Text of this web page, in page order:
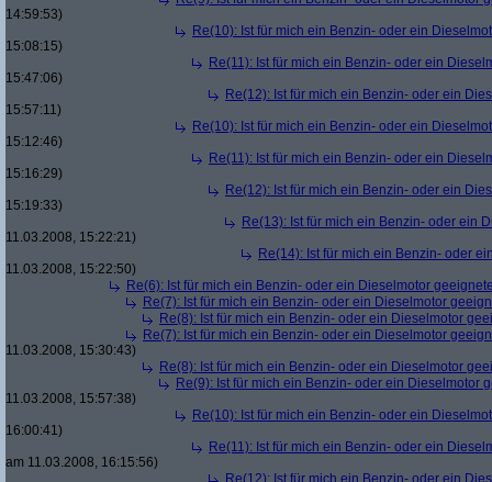
14:59:53)
Re(10): Ist für mich ein Benzin- oder ein
15:08:15)
Re(11): Ist für mich ein Benzin- oder ein
15:47:06)
Re(12): Ist für mich ein Benzin- oder ein
15:57:11)
Re(10): Ist für mich ein Benzin- oder ein
15:12:46)
Re(11): Ist für mich ein Benzin- oder ein
15:16:29)
Re(12): Ist für mich ein Benzin- oder ein
15:19:33)
Re(13): Ist für mich ein Benzin- oder ein
11.03.2008, 15:22:21)
Re(14): Ist für mich ein Benzin- oder
11.03.2008, 15:22:50)
Re(6): Ist für mich ein Benzin- oder ein Dieselmotor
Re(7): Ist für mich ein Benzin- oder ein Dieselmotor
Re(8): Ist für mich ein Benzin- oder ein Dieselmotor
Re(7): Ist für mich ein Benzin- oder ein Dieselmotor
11.03.2008, 15:30:43)
Re(8): Ist für mich ein Benzin- oder ein Dieselmotor
Re(9): Ist für mich ein Benzin- oder ein Dieselmotor
11.03.2008, 15:57:38)
Re(10): Ist für mich ein Benzin- oder ein
16:00:41)
Re(11): Ist für mich ein Benzin- oder ein
am 11.03.2008, 16:15:56)
Re(12): Ist für mich ein Benzin- oder ein